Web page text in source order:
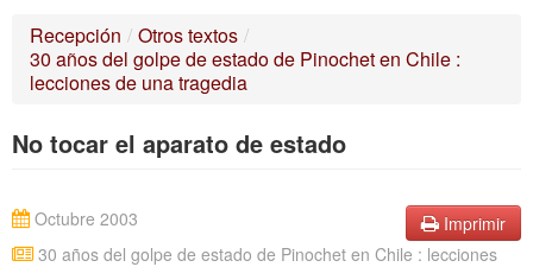
¿QUÉ ES LA UCI?
Recepción / Otros textos /
30 años del golpe de estado de Pinochet en Chile :
lecciones de una tragedia
No tocar el aparato de estado
Imprimir
30 años del golpe de estado de Pinochet en Chile : lecciones
Octubre 2003